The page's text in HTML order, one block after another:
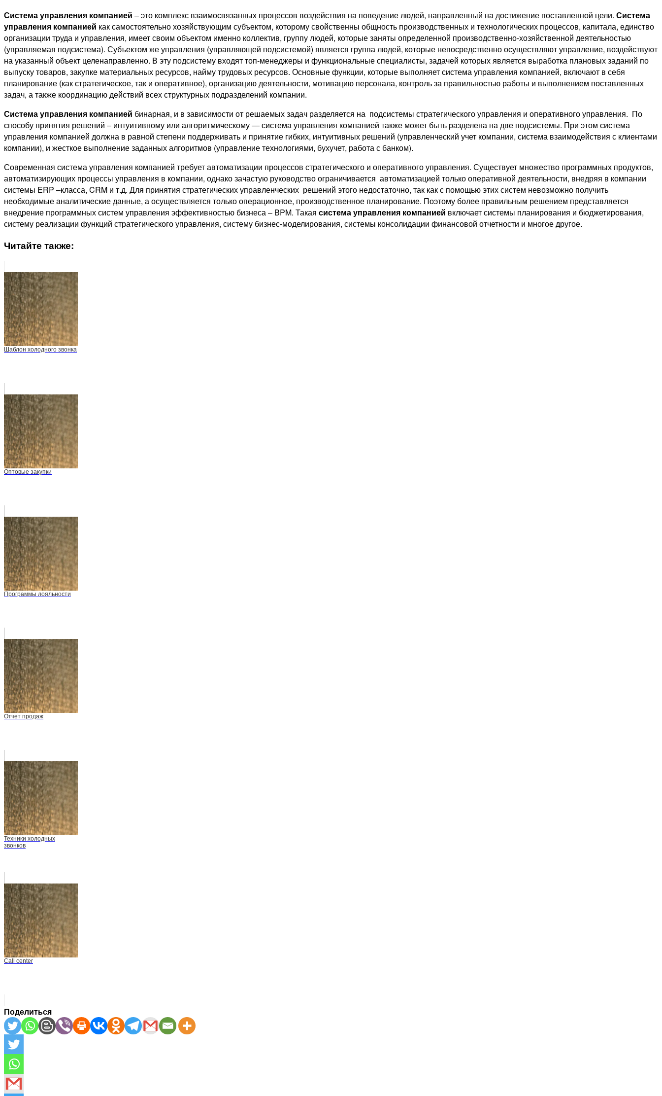
Система управления компанией – это комплекс взаимосвязанных процессов воздействия на поведение людей, направленный на достижение поставленной цели. Система
управления компанией как самостоятельно хозяйствующим субъектом, которому свойственны общность производственных и технологических процессов, капитала, единство
организации труда и управления, имеет своим объектом именно коллектив, группу людей, которые заняты определенной производственно-хозяйственной деятельностью
(управляемая подсистема). Субъектом же управления (управляющей подсистемой) является группа людей, которые непосредственно осуществляют управление, воздействуют
на указанный объект целенаправленно. В эту подсистему входят топ-менеджеры и функциональные специалисты, задачей которых является выработка плановых заданий по
выпуску товаров, закупке материальных ресурсов, найму трудовых ресурсов. Основные функции, которые выполняет система управления компанией, включают в себя
планирование (как стратегическое, так и оперативное), организацию деятельности, мотивацию персонала, контроль за правильностью работы и выполнением поставленных
задач, а также координацию действий всех структурных подразделений компании.
Система управления компанией бинарная, и в зависимости от решаемых задач разделяется на подсистемы стратегического управления и оперативного управления. По
способу принятия решений – интуитивному или алгоритмическому — система управления компанией также может быть разделена на две подсистемы. При этом система
управления компанией должна в равной степени поддерживать и принятие гибких, интуитивных решений (управленческий учет компании, система взаимодействия с клиентами
компании), и жесткое выполнение заданных алгоритмов (управление технологиями, бухучет, работа с банком).
Современная система управления компанией требует автоматизации процессов стратегического и оперативного управления. Существует множество программных продуктов,
автоматизирующих процессы управления в компании, однако зачастую руководство ограничивается автоматизацией только оперативной деятельности, внедряя в компании
системы ERP –класса, CRM и т.д. Для принятия стратегических управленческих решений этого недостаточно, так как с помощью этих систем невозможно получить
необходимые аналитические данные, а осуществляется только операционное, производственное планирование. Поэтому более правильным решением представляется
внедрение программных систем управления эффективностью бизнеса – BPM. Такая система управления компанией включает системы планирования и бюджетирования,
систему реализации функций стратегического управления, систему бизнес-моделирования, системы консолидации финансовой отчетности и многое другое.
Читайте также:
Шаблон холодного звонка
Оптовые закупки
Программы лояльности
Отчет продаж
Техники холодных
звонков
Call center
Поделиться